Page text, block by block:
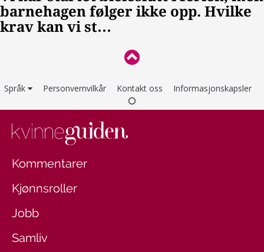
Språk Personvernvilkår Kontakt oss Informasjonskapsler
Kommentarer
Kjønnsroller
Jobb
Samliv